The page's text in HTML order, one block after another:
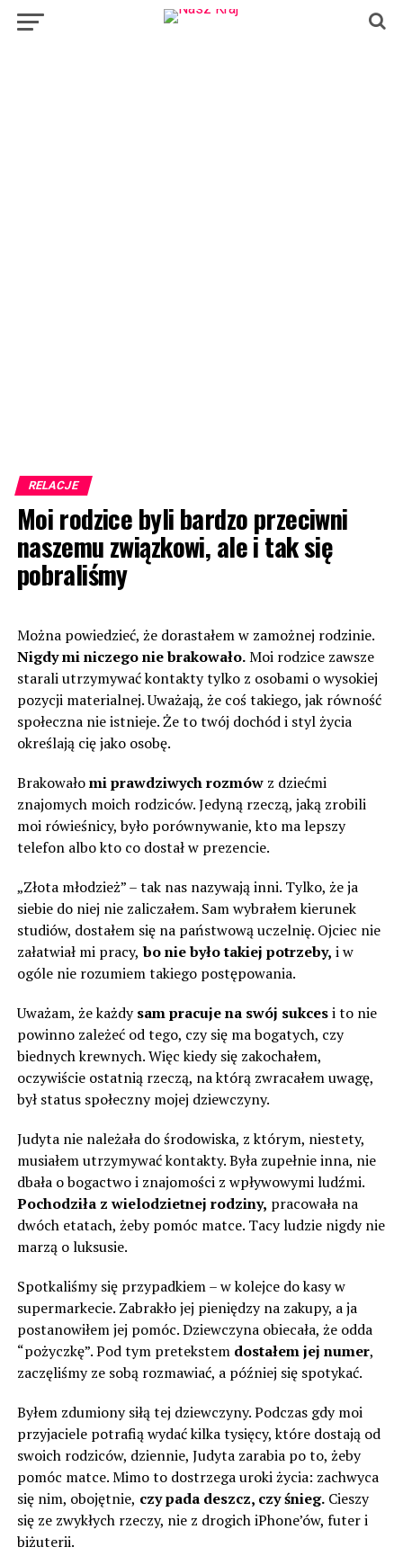
RELACJE
Moi rodzice byli bardzo przeciwni
naszemu związkowi, ale i tak się
pobraliśmy
Można powiedzieć, że dorastałem w zamożnej rodzinie.
Nigdy mi niczego nie brakowało.Moi rodzice zawsze
starali utrzymywać kontakty tylko z osobami o wysokiej
pozycji materialnej. Uważają, że coś takiego, jak równość
społeczna nie istnieje. Że to twój dochód i styl życia
określają cię jako osobę.
Brakowałomi prawdziwych rozmówz dziećmi
znajomych moich rodziców. Jedyną rzeczą, jaką zrobili
moi rówieśnicy, było porównywanie, kto ma lepszy
telefon albo kto co dostał w prezencie.
„Złota młodzież” – tak nas nazywają inni. Tylko, że ja
siebie do niej nie zaliczałem. Sam wybrałem kierunek
studiów, dostałem się na państwową uczelnię. Ojciec nie
załatwiał mi pracy, bo nie było takiej potrzeby, i w
ogóle nie rozumiem takiego postępowania.
Uważam, że każdysam pracuje na swój sukcesi to nie
powinno zależeć od tego, czy się ma bogatych, czy
biednych krewnych. Więc kiedy się zakochałem,
oczywiście ostatnią rzeczą, na którą zwracałem uwagę,
był status społeczny mojej dziewczyny.
Judyta nie należała do środowiska, z którym, niestety,
musiałem utrzymywać kontakty. Była zupełnie inna, nie
dbała o bogactwo i znajomości z wpływowymi ludźmi.
Pochodziła z wielodzietnej rodziny, pracowała na
dwóch etatach, żeby pomóc matce. Tacy ludzie nigdy nie
marzą o luksusie.
Spotkaliśmy się przypadkiem – w kolejce do kasy w
supermarkecie. Zabrakło jej pieniędzy na zakupy, a ja
postanowiłem jej pomóc. Dziewczyna obiecała, że odda
“pożyczkę”. Pod tym pretekstemdostałem jej numer,
zaczęliśmy ze sobą rozmawiać, a później się spotykać.
Byłem zdumiony siłą tej dziewczyny. Podczas gdy moi
przyjaciele potrafią wydać kilka tysięcy, które dostają od
swoich rodziców, dziennie, Judyta zarabia po to, żeby
pomóc matce. Mimo to dostrzega uroki życia: zachwyca
się nim, obojętnie, czy pada deszcz, czy śnieg.Cieszy
się ze zwykłych rzeczy, nie z drogich iPhone’ów, futer i
biżuterii.